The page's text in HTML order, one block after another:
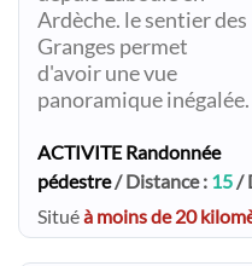
Ardèche. le sentier des
Granges permet
d'avoir une vue
panoramique inégalée.
ACTIVITE Randonnée
pédestre/ Distance : 15/
Situéà moins de 20